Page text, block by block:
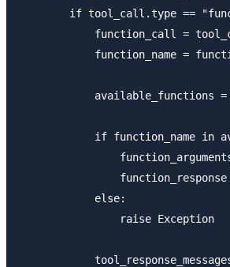
if tool_call.type ==
function_call =
function_name =
available_functions
if function_name in
            else:
                raise Exception